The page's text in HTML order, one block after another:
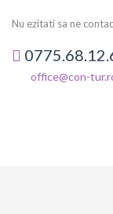
Nu ezitati sa ne
office@con-